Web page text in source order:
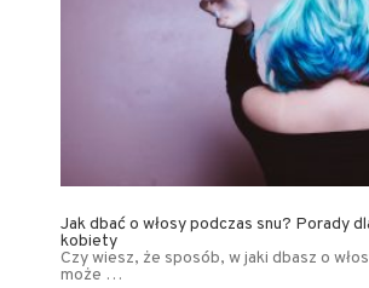
Jak dbać o włosy podczas snu? Porady
kobiety
Czy wiesz, że sposób, w jaki dbasz o
może …